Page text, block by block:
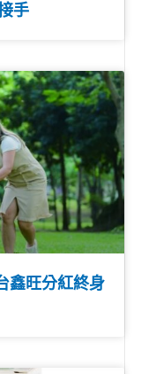
手
鑫旺分紅終身